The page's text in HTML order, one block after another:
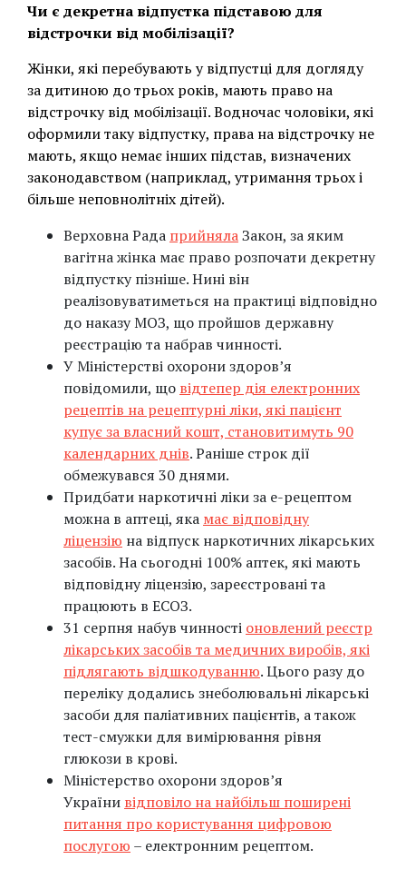
Чи є декретна відпустка підставою для
відстрочки від мобілізації?
Жінки, які перебувають у відпустці для догляду
за дитиною до трьох років, мають право на
відстрочку від мобілізації. Водночас чоловіки, які
оформили таку відпустку, права на відстрочку не
мають, якщо немає інших підстав, визначених
законодавством (наприклад, утримання трьох і
більше неповнолітніх дітей).
Верховна Рада прийнялаЗакон, за яким
вагітна жінка має право розпочати декретну
відпустку пізніше. Нині він
реалізовуватиметься на практиці відповідно
до наказу МОЗ, що пройшов державну
реєстрацію та набрав чинності.
У Міністерстві охорони здоров’я
повідомили, що відтепер дія електронних
рецептів на рецептурні ліки, які пацієнт
купує за власний кошт, становитимуть 90
календарних днів. Раніше строк дії
обмежувався 30 днями.
Придбати наркотичні ліки за е-рецептом
можна в аптеці, яка має відповідну
ліцензію на відпуск наркотичних лікарських
засобів. На сьогодні 100% аптек, які мають
відповідну ліцензію, зареєстровані та
працюють в ЕСОЗ.
31 серпня набув чинності оновлений реєстр
лікарських засобів та медичних виробів, які
підлягають відшкодуванню. Цього разу до
переліку додались знеболювальні лікарські
засоби для паліативних пацієнтів, а також
тест-смужки для вимірювання рівня
глюкози в крові.
Міністерство охорони здоров’я
України відповіло на найбільш поширені
питання про користування цифровою
послугою – електронним рецептом.